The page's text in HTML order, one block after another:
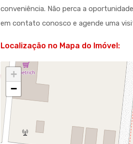
conveniência. Não perca a
em contato conosco e agende uma
Localização no Mapa do Imóvel:
+
−